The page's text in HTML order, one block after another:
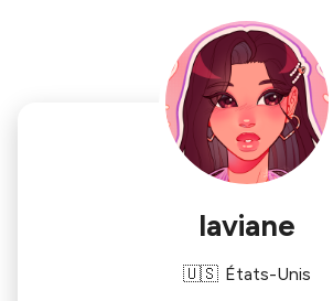
laviane
🇺🇸 États-Unis